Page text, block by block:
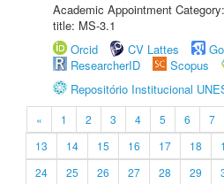
Academic Appointment
title: MS-3.1
Orcid
CV Lattes
ResearcherID
Scopus
Repositório Institucional
« 1 2 3 4 5 6 7
13
14 15 16 17 18
24
25 26 27 28 29